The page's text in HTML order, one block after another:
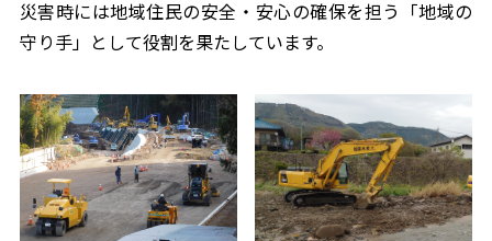
災害時には地域住民の安全・安心の確保を担う「地域の
守り手」として役割を果たしています。